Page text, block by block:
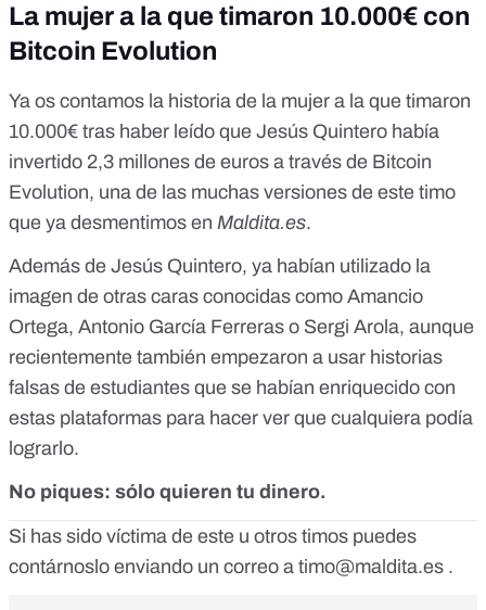
La mujer a la que timaron 10.000€ con
Bitcoin Evolution
Ya os contamos la historia de la mujer a la que timaron
10.000€ tras haber leído que Jesús Quintero había
invertido 2,3 millones de euros a través de Bitcoin
Evolution, una de las muchas versiones de este timo
que ya desmentimos en Maldita.es.
Además de Jesús Quintero, ya habían utilizado la
imagen de otras caras conocidas como Amancio
Ortega, Antonio García Ferreras o Sergi Arola, aunque
recientemente también empezaron a usar historias
falsas de estudiantes que se habían enriquecido con
estas plataformas para hacer ver que cualquiera podía
lograrlo.
No piques: sólo quieren tu dinero.
Si has sido víctima de este u otros timos puedes
contárnoslo enviando un correo a timo@maldita.es .